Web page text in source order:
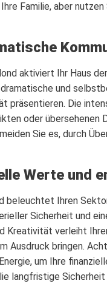
Ihre Familie, aber
aktiviert Ihr Haus
und
präsentieren. Die
oder übersehenen
Sie es, durch
Werte und
beleuchtet Ihren
Sicherheit und
Kreativität verleiht
Ausdruck bringen.
um Ihre
langfristige